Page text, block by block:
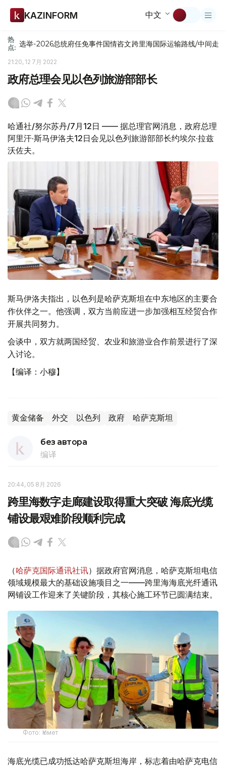
KAZINFORM 中文
热
点: 选举-2026总统府任免事件国情咨文跨里海国际运输路线/中间走廊
21:20, 12 7月 2022
政府总理会见以色列旅游部部长
哈通社/努尔苏丹/7月12日 —— 据总理官网消息，政府总理
阿里汗·斯马伊洛夫12日会见以色列旅游部部长约埃尔·拉兹
沃佐夫。
斯马伊洛夫指出，以色列是哈萨克斯坦在中东地区的主要合
作伙伴之一。他强调，双方当前应进一步加强相互经贸合作
开展共同努力。
会谈中，双方就两国经贸、农业和旅游业合作前景进行了深
入讨论。
【编译：小穆】
黄金储备 外交 以色列 政府 哈萨克斯坦
без автора
编译
20:44, 05 8月 2026
跨里海数字走廊建设取得重大突破 海底光缆
铺设最艰难阶段顺利完成
（哈萨克国际通讯社讯）据政府官网消息，哈萨克斯坦电信
领域规模最大的基础设施项目之一——跨里海海底光纤通讯
网铺设工作迎来了关键阶段，其核心施工环节已圆满结束。
Фото: Үкімет
海底光缆已成功抵达哈萨克斯坦海岸，标志着由哈萨克电信